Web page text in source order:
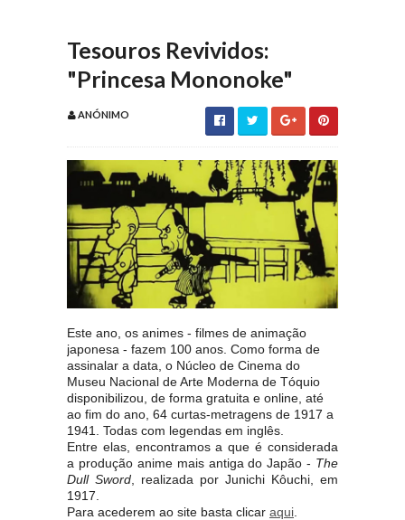
Tesouros Revividos:
"Princesa Mononoke"
ANÓNIMO
Este ano, os animes - filmes de animação
japonesa - fazem 100 anos. Como forma de
assinalar a data, o Núcleo de Cinema do
Museu Nacional de Arte Moderna de Tóquio
disponibilizou, de forma gratuita e online, até
ao fim do ano, 64 curtas-metragens de 1917 a
1941. Todas com legendas em inglês.
Entre elas, encontramos a que é considerada
a produção anime mais antiga do Japão - The
Dull Sword , realizada por Junichi Kôuchi, em
1917.
Para acederem ao site basta clicar aqui